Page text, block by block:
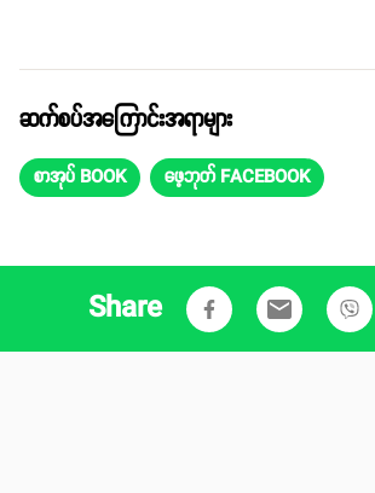
ဆက်စပ်အကြောင်းအရာများ
စာအုပ် BOOK ဖေ့ဘုတ် FACEBOOK
Share email